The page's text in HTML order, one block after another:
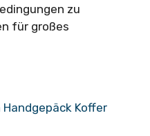
zu
für großes
Koffer